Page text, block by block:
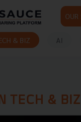
OUR
& BIZ AI
TECH & BIZ